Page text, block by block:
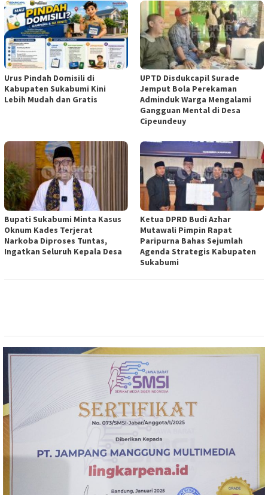
Urus Pindah Domisili di
Kabupaten Sukabumi Kini
Lebih Mudah dan Gratis
UPTD Disdukcapil Surade
Jemput Bola Perekaman
Adminduk Warga Mengalami
Gangguan Mental di Desa
Cipeundeuy
Bupati Sukabumi Minta Kasus
Oknum Kades Terjerat
Narkoba Diproses Tuntas,
Ingatkan Seluruh Kepala Desa
Ketua DPRD Budi Azhar
Mutawali Pimpin Rapat
Paripurna Bahas Sejumlah
Agenda Strategis Kabupaten
Sukabumi